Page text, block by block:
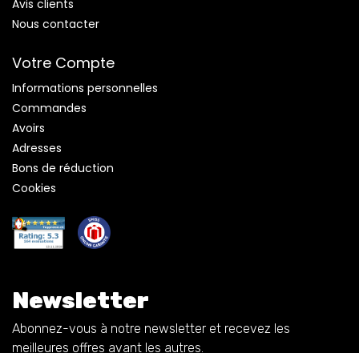
Avis clients
Nous contacter
Votre Compte
Informations personnelles
Commandes
Avoirs
Adresses
Bons de réduction
Cookies
Newsletter
Abonnez-vous à notre newsletter et recevez les
meilleures offres avant les autres.